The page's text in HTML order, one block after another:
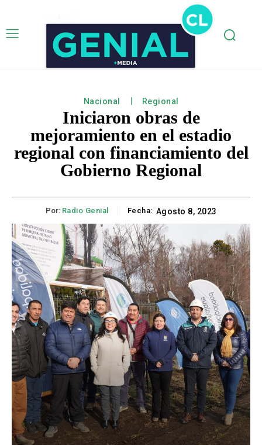
Nacional Regional
Iniciaron obras de
mejoramiento en el estadio
regional con financiamiento del
Gobierno Regional
Por: Radio Genial Fecha: Agosto 8, 2023